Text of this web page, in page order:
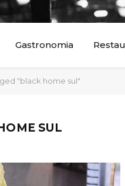
Gastronomia
"black home sul"
SUL